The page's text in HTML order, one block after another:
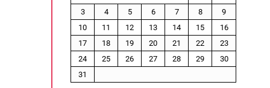
3
4 5 6 7 8
9
10
11 12 13 14 15
16
17
18 19 20 21 22
23
24
25 26 27 28 29
30
31